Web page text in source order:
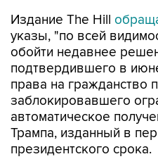
Издание The Hill
указы, "по всей
обойти недавнее
подтвердившего в
права на гражданство
заблокировавшего
автоматическое
Трампа, изданный в
президентского срока.